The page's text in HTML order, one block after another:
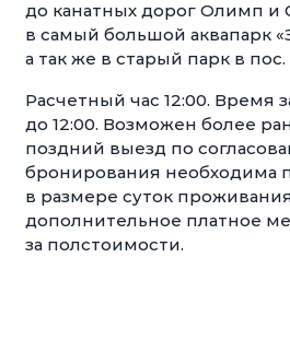
до канатных дорог Олимп и
в самый большой аквапарк
а так же в старый парк в
Расчетный час 12:00. Время
до 12:00. Возможен более
поздний выезд по
бронирования необходима
в размере суток
дополнительное платное
за полстоимости.